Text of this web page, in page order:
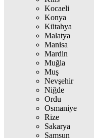
Kocaeli
Konya
Kütahya
Malatya
Manisa
Mardin
Muğla
Muş
Nevşehir
Niğde
Ordu
Osmaniye
Rize
Sakarya
Samsun